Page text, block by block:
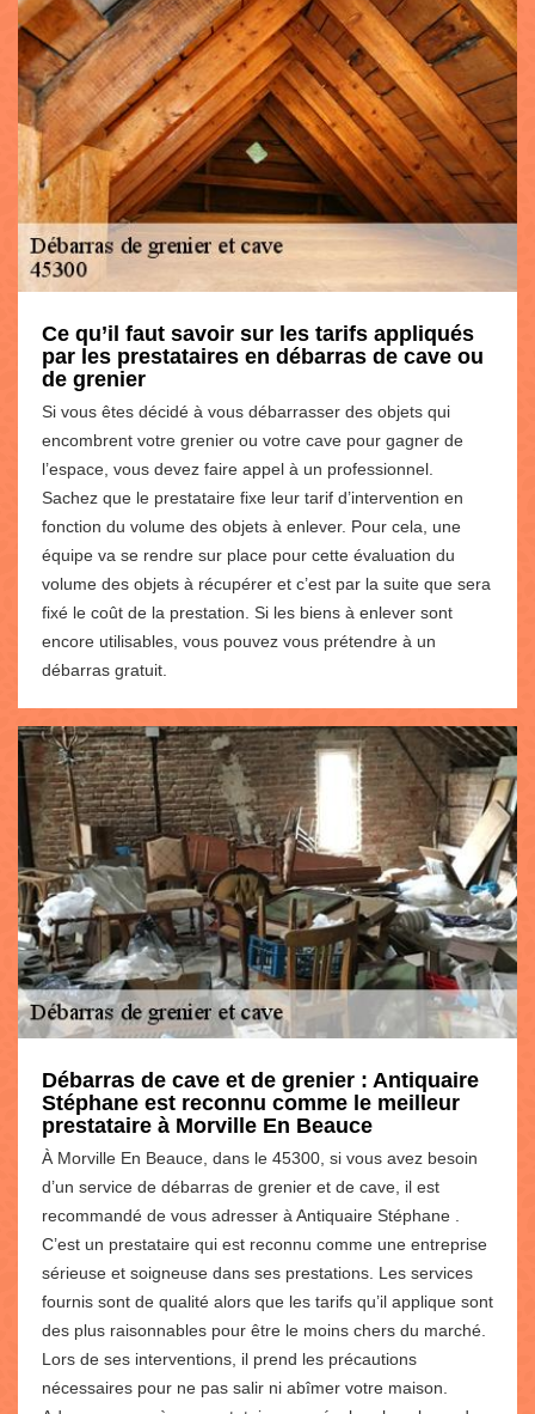
Ce qu’il faut savoir sur les tarifs appliqués
par les prestataires en débarras de cave ou
de grenier
Si vous êtes décidé à vous débarrasser des objets qui
encombrent votre grenier ou votre cave pour gagner de
l’espace, vous devez faire appel à un professionnel.
Sachez que le prestataire fixe leur tarif d’intervention en
fonction du volume des objets à enlever. Pour cela, une
équipe va se rendre sur place pour cette évaluation du
volume des objets à récupérer et c’est par la suite que sera
fixé le coût de la prestation. Si les biens à enlever sont
encore utilisables, vous pouvez vous prétendre à un
débarras gratuit.
Débarras de cave et de grenier : Antiquaire
Stéphane est reconnu comme le meilleur
prestataire à Morville En Beauce
À Morville En Beauce, dans le 45300, si vous avez besoin
d’un service de débarras de grenier et de cave, il est
recommandé de vous adresser à Antiquaire Stéphane .
C’est un prestataire qui est reconnu comme une entreprise
sérieuse et soigneuse dans ses prestations. Les services
fournis sont de qualité alors que les tarifs qu’il applique sont
des plus raisonnables pour être le moins chers du marché.
Lors de ses interventions, il prend les précautions
nécessaires pour ne pas salir ni abîmer votre maison.